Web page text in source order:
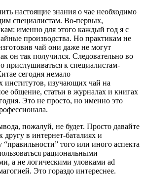
настоящие знания о чае необходимо
специалистам. Во-первых,
именно для этого каждый год я с
производства. Но практикам не
чай они даже не могут
он так получился. Следовательно во
прислушиваться к специалистам-
сегодня немало
институтов, изучающих чай на
общение, статьи в журналах и книгах
Это не просто, но именно это
пожалуй, не будет. Просто давайте
другу в интернет-баталиях и
“правильности” того или иного аспекта
рациональными
а не логическими уловками ad
Это гораздо интереснее.